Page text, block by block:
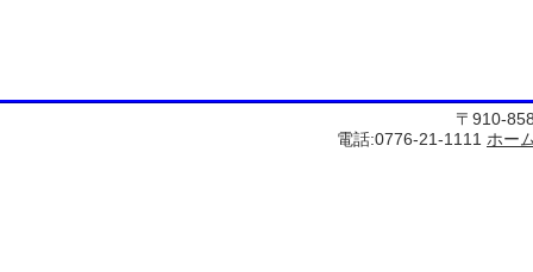
〒910-
電話:0776-21-1111 ホー